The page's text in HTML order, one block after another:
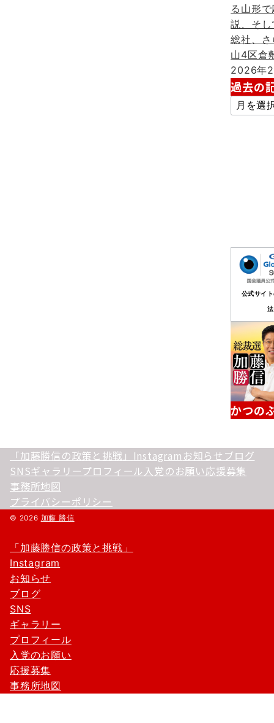
る山形
説、そ
総社、
山4区倉
2026年
過去の
過
去
公式サイ
法
かつの
「加藤勝信の政策と挑戦」 Instagram お知らせ ブログ
SNSギャラリープロフィール 入党のお願い応援募集
事務所地図
プライバシーポリシー
© 2026 加藤 勝信
「加藤勝信の政策と挑戦」
Instagram
お知らせ
ブログ
SNS
ギャラリー
プロフィール
入党のお願い
応援募集
事務所地図